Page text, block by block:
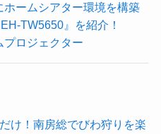
ホームシアター環境を構築
TW5650』を紹介！
ロジェクター
け！南房総でびわ狩りを楽